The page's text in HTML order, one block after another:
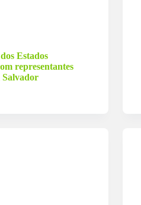
Estados
representantes
Salvador